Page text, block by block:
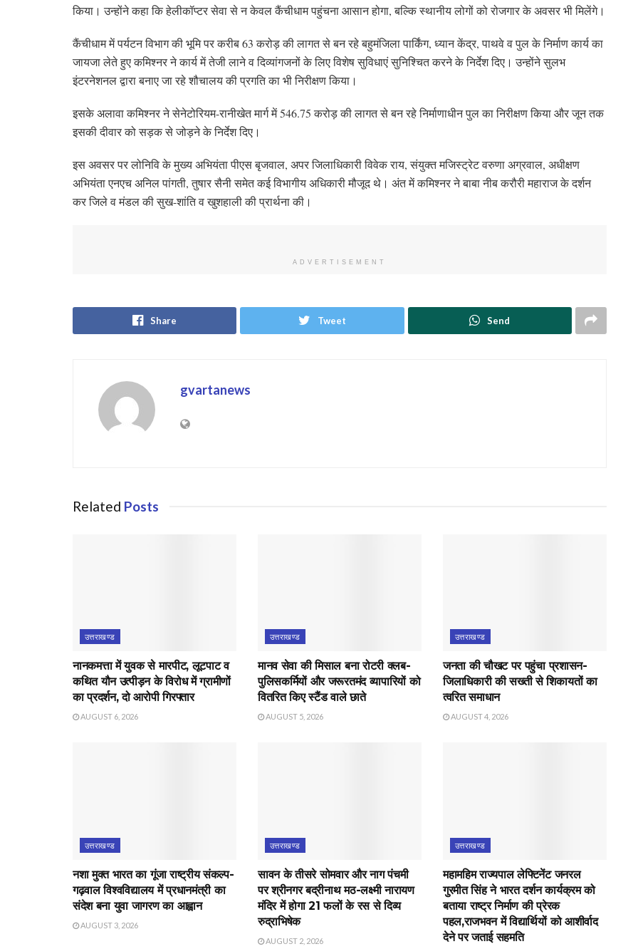
किया। उन्होंने कहा कि हेलीकॉप्टर सेवा से न केवल कैंचीधाम पहुंचना आसान होगा, बल्कि स्थानीय लोगों को रोजगार के अवसर भी मिलेंगे।
कैंचीधाम में पर्यटन विभाग की भूमि पर करीब 63 करोड़ की लागत से बन रहे बहुमंजिला पार्किंग, ध्यान केंद्र, पाथवे व पुल के निर्माण कार्य का
जायजा लेते हुए कमिश्नर ने कार्य में तेजी लाने व दिव्यांगजनों के लिए विशेष सुविधाएं सुनिश्चित करने के निर्देश दिए। उन्होंने सुलभ
इंटरनेशनल द्वारा बनाए जा रहे शौचालय की प्रगति का भी निरीक्षण किया।
इसके अलावा कमिश्नर ने सेनेटोरियम-रानीखेत मार्ग में 546.75 करोड़ की लागत से बन रहे निर्माणाधीन पुल का निरीक्षण किया और जून तक
इसकी दीवार को सड़क से जोड़ने के निर्देश दिए।
इस अवसर पर लोनिवि के मुख्य अभियंता पीएस बृजवाल, अपर जिलाधिकारी विवेक राय, संयुक्त मजिस्ट्रेट वरुणा अग्रवाल, अधीक्षण
अभियंता एनएच अनिल पांगती, तुषार सैनी समेत कई विभागीय अधिकारी मौजूद थे। अंत में कमिश्नर ने बाबा नीब करौरी महाराज के दर्शन
कर जिले व मंडल की सुख-शांति व खुशहाली की प्रार्थना की।
ADVERTISEMENT
Share Tweet Send
gvartanews
Related Posts
उत्तराखण्ड
नानकमत्ता में युवक से मारपीट, लूटपाट व
कथित यौन उत्पीड़न के विरोध में ग्रामीणों
का प्रदर्शन, दो आरोपी गिरफ्तार
AUGUST 6, 2026
उत्तराखण्ड
मानव सेवा की मिसाल बना रोटरी क्लब-
पुलिसकर्मियों और जरूरतमंद व्यापारियों को
वितरित किए स्टैंड वाले छाते
AUGUST 5, 2026
उत्तराखण्ड
जनता की चौखट पर पहुंचा प्रशासन-
जिलाधिकारी की सख्ती से शिकायतों का
त्वरित समाधान
AUGUST 4, 2026
उत्तराखण्ड
नशा मुक्त भारत का गूंजा राष्ट्रीय संकल्प-
गढ़वाल विश्वविद्यालय में प्रधानमंत्री का
संदेश बना युवा जागरण का आह्वान
AUGUST 3, 2026
उत्तराखण्ड
सावन के तीसरे सोमवार और नाग पंचमी
पर श्रीनगर बद्रीनाथ मठ-लक्ष्मी नारायण
मंदिर में होगा 21 फलों के रस से दिव्य
रुद्राभिषेक
AUGUST 2, 2026
उत्तराखण्ड
महामहिम राज्यपाल लेफ्टिनेंट जनरल
गुरमीत सिंह ने भारत दर्शन कार्यक्रम को
बताया राष्ट्र निर्माण की प्रेरक
पहल,राजभवन में विद्यार्थियों को आशीर्वाद
देने पर जताई सहमति